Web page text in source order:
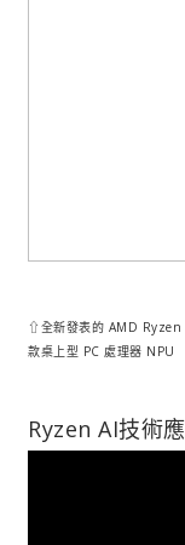
⇧全新發表的 AMD
款桌上型 PC 處理器 NPU
Ryzen AI技術